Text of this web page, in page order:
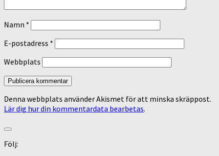
Namn *
E-postadress *
Webbplats
Denna webbplats använder Akismet för att minska skräppost.
Lär dig hur din kommentardata bearbetas.
Följ: